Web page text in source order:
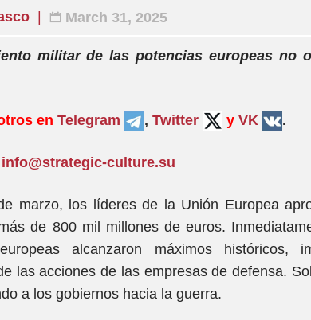
March 31, 2025
militar de las potencias europeas no
en Telegram , Twitter y VK .
info@strategic-culture.su
marzo, los líderes de la Unión Europea
de 800 mil millones de euros.
alcanzaron máximos históricos,
las acciones de las empresas de defensa.
a los gobiernos hacia la guerra.